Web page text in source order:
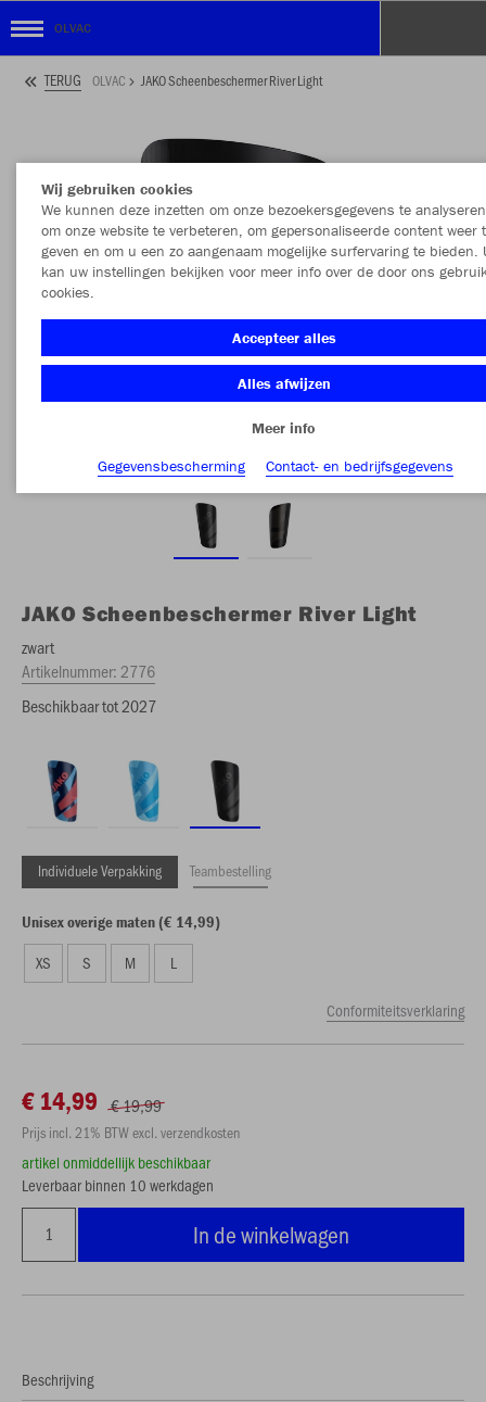
OLVAC
TERUG OLVAC JAKO Scheenbeschermer River Light
JAKO Scheenbeschermer River Light
zwart
Artikelnummer: 2776
Beschikbaar tot 2027
Individuele Verpakking Teambestelling
Unisex overige maten (€ 14,99)
XS S M L
Conformiteitsverklaring
€ 14,99 € 19,99
Prijs incl. 21% BTW excl. verzendkosten
artikel onmiddellijk beschikbaar
Leverbaar binnen 10 werkdagen
In de winkelwagen
Beschrijving
Wij gebruiken cookies
We kunnen deze inzetten om onze bezoekersgegevens te
om onze website te verbeteren, om gepersonaliseerde content weer
geven en om u een zo aangenaam mogelijke surfervaring te bieden.
kan uw instellingen bekijken voor meer info over de door ons
cookies.
Accepteer alles
Alles afwijzen
Meer info
Gegevensbescherming
Contact- en bedrijfsgegevens